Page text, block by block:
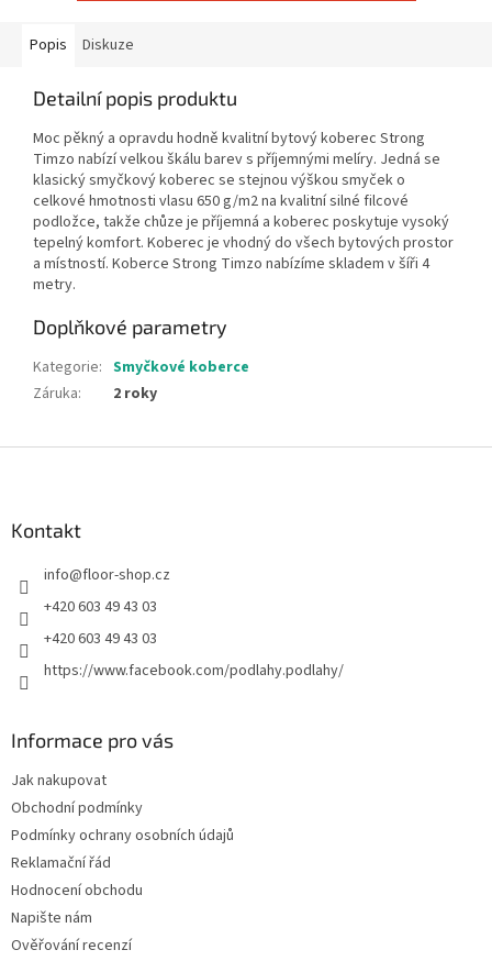
Popis Diskuze
Detailní popis produktu
Moc pěkný a opravdu hodně kvalitní bytový koberec Strong
Timzo nabízí velkou škálu barev s příjemnými melíry. Jedná se
klasický smyčkový koberec se stejnou výškou smyček o
celkové hmotnosti vlasu 650 g/m2 na kvalitní silné filcové
podložce, takže chůze je příjemná a koberec poskytuje vysoký
tepelný komfort. Koberec je vhodný do všech bytových prostor
a místností. Koberce Strong Timzo nabízíme skladem v šíři 4
metry.
Doplňkové parametry
Kategorie: Smyčkové koberce
Záruka: 2 roky
Kontakt
info@floor-shop.cz
+420 603 49 43 03
+420 603 49 43 03
https://www.facebook.com/podlahy.podlahy/
Informace pro vás
Jak nakupovat
Obchodní podmínky
Podmínky ochrany osobních údajů
Reklamační řád
Hodnocení obchodu
Napište nám
Ověřování recenzí